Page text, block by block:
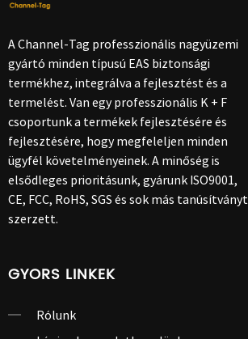
A Channel-Tag professzionális nagyüzemi
gyártó minden típusú EAS biztonsági
termékhez, integrálva a fejlesztést és a
termelést. Van egy professzionális K + F
csoportunk a termékek fejlesztésére és
fejlesztésére, hogy megfeleljen minden
ügyfél követelményeinek. A minőség is
elsődleges prioritásunk, gyárunk ISO9001,
CE, FCC, RoHS, SGS és sok más tanúsítványt
szerzett.
GYORS LINKEK
Rólunk